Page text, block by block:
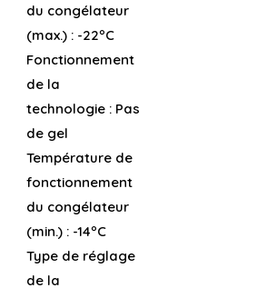
du congélateur
(max.) : -22ºC
Fonctionnement
de la
technologie : Pas
de gel
Température de
fonctionnement
du congélateur
(min.) : -14ºC
Type de réglage
de la